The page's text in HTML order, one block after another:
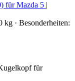
für Mazda 5 |
· Besonderheiten: